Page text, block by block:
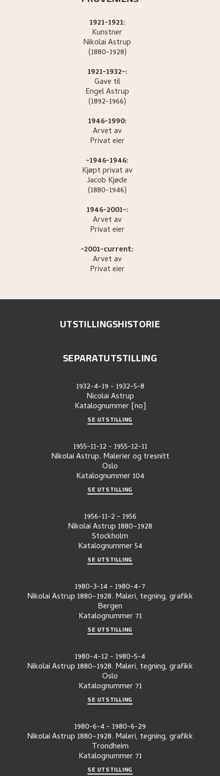
1921-1921:
Kunstner
NikolaiAstrup
(1880-1928)
1921-1932-:
Gave til
EngelAstrup
(1892-1966)
1946-1990:
Arvet av
Privat eier
-1946-1946:
Kjøpt privat av
Jacob Kjøde
(1880-1946)
1946-2001-:
Arvet av
Privat eier
-2001-current:
Arvet av
Privat eier
UTSTILLINGSHISTORIE
SEPARATUTSTILLING
1932-4-19- 1932-5-8
Nicolai Astrup
Katalognummer [no]
SE UTSTILLING
1955-11-12- 1955-12-11
Nikolai Astrup. Malerier og tresnitt
Oslo
Katalognummer 104
SE UTSTILLING
1956-11-2- 1956
Nikolai Astrup 1880–1928
Stockholm
Katalognummer54
SE UTSTILLING
1980-3-14- 1980-4-7
Nikolai Astrup 1880–1928. Maleri, tegning, grafikk
Bergen
Katalognummer 71
SE UTSTILLING
1980-4-12- 1980-5-4
Nikolai Astrup 1880–1928. Maleri, tegning, grafikk
Oslo
Katalognummer 71
SE UTSTILLING
1980-6-4- 1980-6-29
Nikolai Astrup 1880–1928. Maleri, tegning, grafikk
Trondheim
Katalognummer 71
SE UTSTILLING